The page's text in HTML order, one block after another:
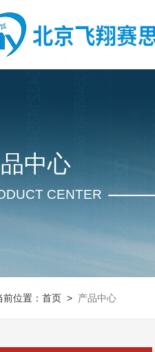
中心
CENTER
前位置：首页 > 产品中心